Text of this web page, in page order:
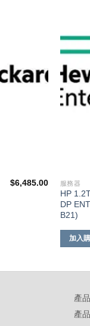
$6,485.00 服務器
HP
DP
B21)
加入
產
產